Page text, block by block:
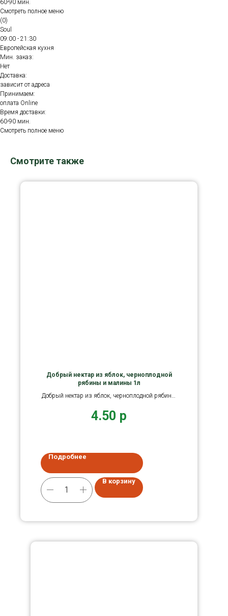
60-90 мин.
Смотреть полное меню
(0)
Soul
09:00 - 21:30
Европейская кухня
Мин. заказ:
Нет
Доставка:
зависит от адреса
Принимаем:
оплата Online
Время доставки:
60-90 мин.
Смотреть полное меню
Смотрите также
Добрый нектар из яблок, черноплодной
рябины и малины 1л
Добрый нектар из яблок, черноплодной рябины
4.50 р
Подробнее
В корзину